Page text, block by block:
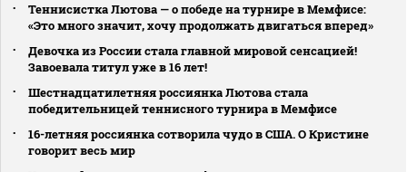
Теннисистка Лютова — о победе на турнире в Мемфисе:
«Это много значит, хочу продолжать двигаться вперед»
Девочка из России стала главной мировой сенсацией!
Завоевала титул уже в 16 лет!
Шестнадцатилетняя россиянка Лютова стала
победительницей теннисного турнира в Мемфисе
16-летняя россиянка сотворила чудо в США. О Кристине
говорит весь мир